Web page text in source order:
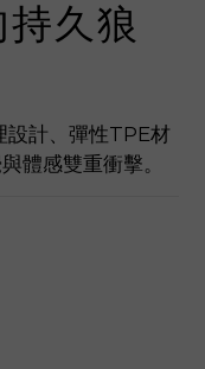
】| 買滿
90080】
久狼
計、彈性TPE材
體感雙重衝擊。